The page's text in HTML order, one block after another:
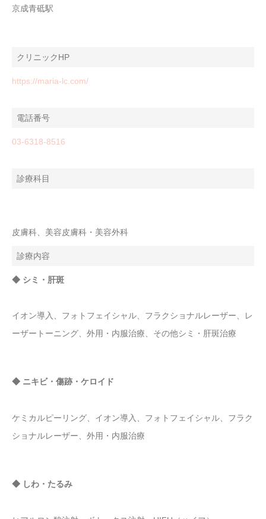
京成青砥駅
クリニックHP
https://maria-lc.com/
電話番号
03-6318-8516
診療科目
皮膚科、美容皮膚科・美容外科
診療内容
◆ シミ・肝斑
イオン導入、フォトフェイシャル、フラクショナルレーザー、レ
ーザートーニング、外用・内服治療、その他シミ・肝斑治療
◆ ニキビ・傷跡・ケロイド
ケミカルピーリング、イオン導入、フォトフェイシャル、フラク
ショナルレーザー、外用・内服治療
◆ しわ・たるみ